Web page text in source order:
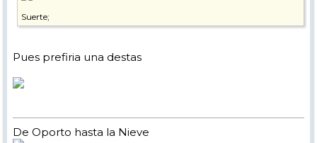
Suerte;
Pues prefiria una destas
De Oporto hasta la Nieve